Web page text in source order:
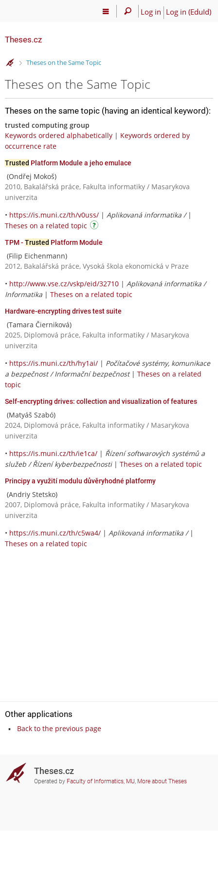
Log in Log in (EduId)
Theses.cz
>
Theses on the Same Topic
Theses on the Same Topic
Theses on the same topic (having an identical keyword):
trusted computing group
Keywords ordered alphabetically | Keywords ordered by
occurrence rate
Trusted Platform Module a jeho emulace
(Ondřej Mokoš)
2010, Bakalářská práce, Fakulta informatiky / Masarykova
univerzita
• https://is.muni.cz/th/v0uss/ | Aplikovaná informatika / |
Theses on a related topic
TPM - Trusted Platform Module
(Filip Eichenmann)
2012, Bakalářská práce, Vysoká škola ekonomická v Praze
• http://www.vse.cz/vskp/eid/32710 | Aplikovaná informatika /
Informatika | Theses on a related topic
Hardware-encrypting drives test suite
(Tamara Čierniková)
2025, Diplomová práce, Fakulta informatiky / Masarykova
univerzita
• https://is.muni.cz/th/hy1ai/ | Počítačové systémy, komunikace
a bezpečnost / Informační bezpečnost| Theses on a related
topic
Self-encrypting drives: collection and visualization of features
(Matyáš Szabó)
2024, Diplomová práce, Fakulta informatiky / Masarykova
univerzita
• https://is.muni.cz/th/ie1ca/ | Řízení softwarových systémů a
služeb / Řízení kyberbezpečnosti| Theses on a related topic
Principy a využití modulu důvěryhodné platformy
(Andriy Stetsko)
2007, Diplomová práce, Fakulta informatiky / Masarykova
univerzita
• https://is.muni.cz/th/c5wa4/ | Aplikovaná informatika / |
Theses on a related topic
Other applications
Back to the previous page
Theses.cz
Operated by Faculty of Informatics, MU, More about Theses